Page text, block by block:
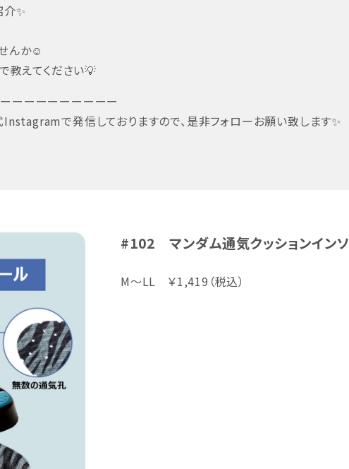
✨
んか☺
教えてください💡
ーーーーーーーーー
で発信しておりますので、是非フォローお願い致します✨
#102 マンダム通気クッションイン
M～LL ￥1,419（税込）